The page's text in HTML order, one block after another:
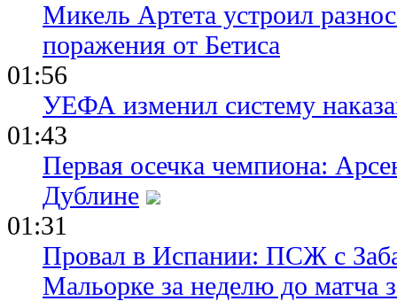
Микель Артета устроил
поражения от Бетиса
01:56
УЕФА изменил систему
01:43
Первая осечка чемпиона:
Дублине
01:31
Провал в Испании: ПСЖ с
Мальорке за неделю до матча